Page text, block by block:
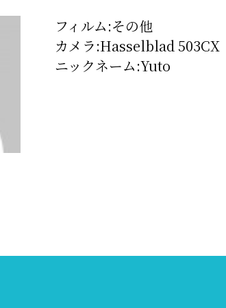
フィルム:その他
カメラ:Hasselblad 503CX
ニックネーム:Yuto